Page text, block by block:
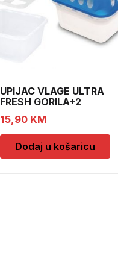
UPIJAC VLAGE ULTRA
FRESH GORILA+2
DOPUNE
15,90 KM
Dodaj u košaricu